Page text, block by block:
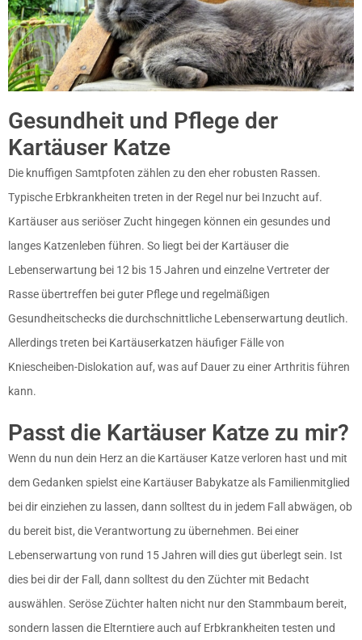
Gesundheit und Pflege der
Kartäuser Katze
Die knuffigen Samtpfoten zählen zu den eher robusten Rassen.
Typische Erbkrankheiten treten in der Regel nur bei Inzucht auf.
Kartäuser aus seriöser Zucht hingegen können ein gesundes und
langes Katzenleben führen. So liegt bei der Kartäuser die
Lebenserwartung bei 12 bis 15 Jahren und einzelne Vertreter der
Rasse übertreffen bei guter Pflege und regelmäßigen
Gesundheitschecks die durchschnittliche Lebenserwartung deutlich.
Allerdings treten bei Kartäuserkatzen häufiger Fälle von
Kniescheiben-Dislokation auf, was auf Dauer zu einer Arthritis führen
kann.
Passt die Kartäuser Katze zu mir?
Wenn du nun dein Herz an die Kartäuser Katze verloren hast und mit
dem Gedanken spielst eine Kartäuser Babykatze als Familienmitglied
bei dir einziehen zu lassen, dann solltest du in jedem Fall abwägen, ob
du bereit bist, die Verantwortung zu übernehmen. Bei einer
Lebenserwartung von rund 15 Jahren will dies gut überlegt sein. Ist
dies bei dir der Fall, dann solltest du den Züchter mit Bedacht
auswählen. Seröse Züchter halten nicht nur den Stammbaum bereit,
sondern lassen die Elterntiere auch auf Erbkrankheiten testen und